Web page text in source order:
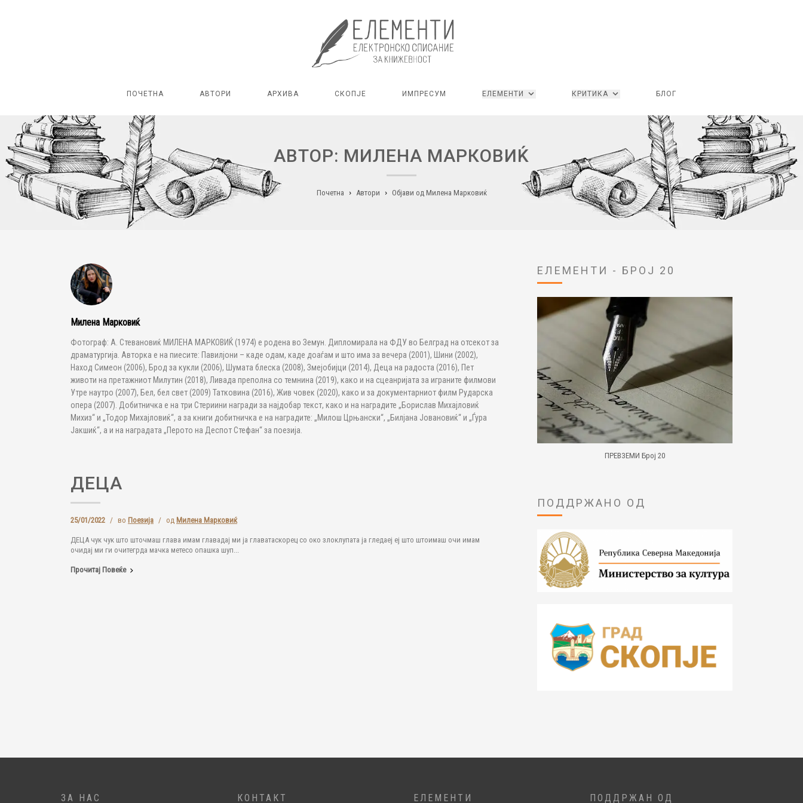
ПОЧЕТНА АВТОРИ АРХИВА СКОПЈЕ ИМПРЕСУМ ЕЛЕМЕНТИ КРИТИКА БЛОГ
АВТОР: МИЛЕНА МАРКОВИЌ
Почетна Автори Објави од Милена Марковиќ
Милена Марковиќ
Фотограф: А. Стевановиќ МИЛЕНА МАРКОВИЌ (1974) е родена во Земун. Дипломирала на ФДУ во Белград на отсекот за
драматургија. Авторка е на пиесите: Павилјони – каде одам, каде доаѓам и што има за вечера (2001), Шини (2002),
Наход Симеон (2006), Брод за кукли (2006), Шумата блеска (2008), Змејобијци (2014), Деца на радоста (2016), Пет
животи на претажниот Милутин (2018), Ливада преполна со темнина (2019), како и на сцеанријата за играните филмови
Утре наутро (2007), Бел, бел свет (2009) Татковина (2016), Жив човек (2020), како и за документарниот филм Рударска
опера (2007). Добитничка е на три Стериини награди за најдобар текст, како и на наградите „Борислав Михајловиќ
Михиз“ и „Тодор Михајловиќ“, а за книги добитничка е на наградите: „Милош Црњански“, „Билјана Јовановиќ“ и „Ѓура
Јакшиќ“, а и на наградата „Перото на Деспот Стефан“ за поезија.
ДЕЦА
25/01/2022 / во Поезија / од Милена Марковиќ
ДЕЦА чук чук што шточмаш глава имам главадај ми ја главатаскорец со око злоклупата ја гледаеј еј што штоимаш очи имам
очидај ми ги очитегрда мачка метесо опашка шуп...
Прочитај Повеќе
ЕЛЕМЕНТИ - БРОЈ 20
ПРЕВЗЕМИ Број 20
ПОДДРЖАНО ОД
ЗА НАС КОНТАКТ ЕЛЕМЕНТИ ПОДДРЖАН ОД